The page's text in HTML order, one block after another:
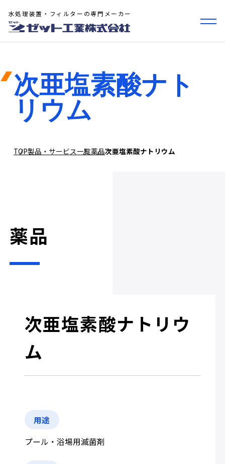
水処理装置・フィルターの専門メーカー
次亜塩素酸ナト
リウム
TOP製品・サービス一覧薬品次亜塩素酸ナトリウム
薬品
次亜塩素酸ナトリウ
ム
用途
プール・浴場用滅菌剤